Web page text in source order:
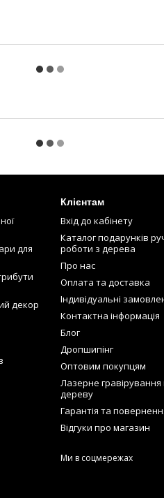
для
декор
Клієнтам
Вхід до кабінету
Каталог подарунків
роботи з дерева
Про нас
Оплата та доставка
Індивідуальні
Контактна інформація
Блог
Дропшипінг
Оптовим покупцям
Лазерне гравірування
дереву
Гарантія та
Відгуки про магазин
Ми в соцмережах